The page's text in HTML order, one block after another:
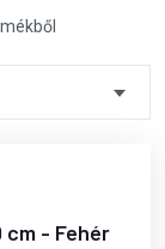
cm - Fehér